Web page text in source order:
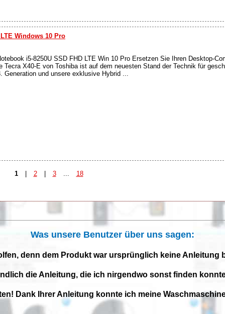
Windows 10 Pro
i5-8250U SSD FHD LTE Win 10 Pro Ersetzen Sie Ihren Desktop-
Tecra X40-E von Toshiba ist auf dem neuesten Stand der Technik für
und unsere exklusive Hybrid ...
1 | 2 | 3 18
Was unsere Benutzer über uns sagen:
denn dem Produkt war ursprünglich keine Anleitung
die Anleitung, die ich nirgendwo sonst finden
Dank Ihrer Anleitung konnte ich meine